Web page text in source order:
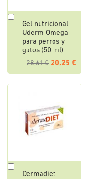
Gel nutricional
Uderm Omega
para perros y
gatos (50 ml)
28,61 € 20,25 €
carrito
Dermadiet